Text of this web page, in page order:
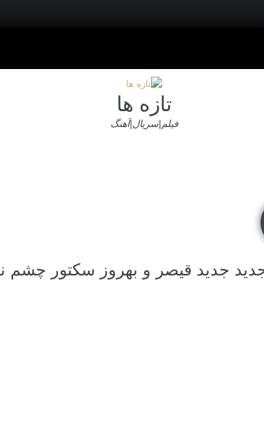
تازه ها
فیلم|سریال|آهنگ
جديد قیصر و بهروز سکتور چشم